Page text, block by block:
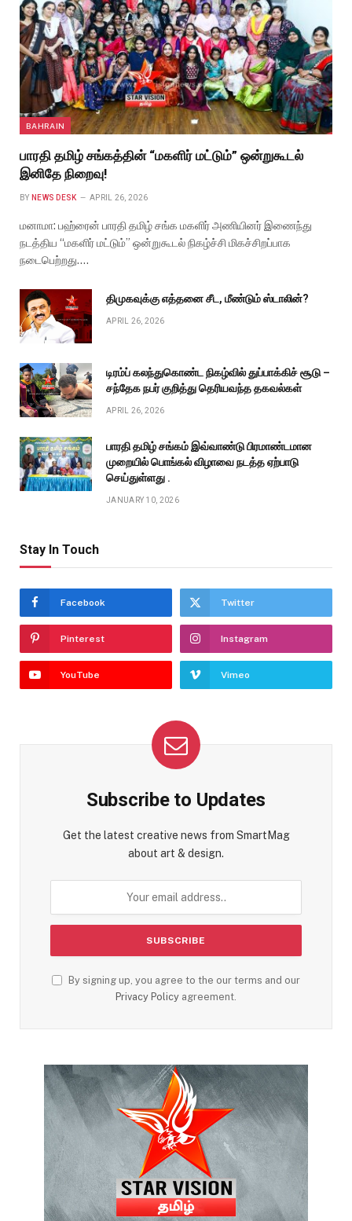
BAHRAIN
பாரதி தமிழ் சங்கத்தின் “மகளிர் மட்டும்” ஒன்றுகூடல்
இனிதே நிறைவு!
BY NEWS DESK APRIL 26, 2026
மனாமா: பஹ்ரைன் பாரதி தமிழ் சங்க மகளிர் அணியினர் இணைந்து
நடத்திய “மகளிர் மட்டும்” ஒன்றுகூடல் நிகழ்ச்சி மிகச்சிறப்பாக
நடைபெற்றது.…
திமுகவுக்கு எத்தனை சீட, மீண்டும் ஸ்டாலின்?
APRIL 26, 2026
டிரம்ப் கலந்துகொண்ட நிகழ்வில் துப்பாக்கிச் சூடு –
சந்தேக நபர் குறித்து தெரியவந்த தகவல்கள்
APRIL 26, 2026
பாரதி தமிழ் சங்கம் இவ்வாண்டு பிரமாண்டமான
முறையில் பொங்கல் விழாவை நடத்த ஏற்பாடு
செய்துள்ளது .
JANUARY 10, 2026
Stay In Touch
Facebook Twitter
Pinterest Instagram
YouTube Vimeo
Subscribe to Updates
Get the latest creative news from SmartMag
about art & design.
By signing up, you agree to the our terms and our
Privacy Policy agreement.